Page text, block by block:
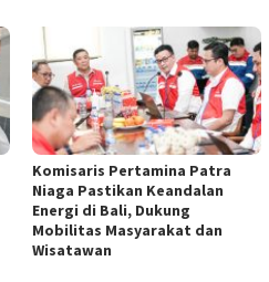
Komisaris Pertamina Patra
Niaga Pastikan Keandalan
Energi di Bali, Dukung
Mobilitas Masyarakat dan
Wisatawan